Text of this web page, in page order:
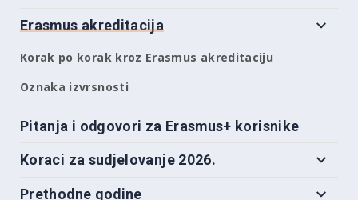
Erasmus akreditacija
Korak po korak kroz Erasmus akreditaciju
Oznaka izvrsnosti
Pitanja i odgovori za Erasmus+ korisnike
Koraci za sudjelovanje 2026.
Prethodne godine